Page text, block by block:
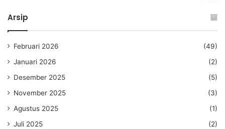
Arsip
Februari 2026
(49)
Januari 2026
(2)
Desember 2025
(5)
November 2025
(3)
Agustus 2025
(1)
Juli 2025
(2)